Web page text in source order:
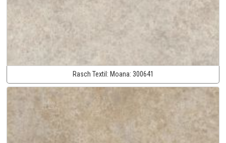
Rasch Textil: Moana: 300641